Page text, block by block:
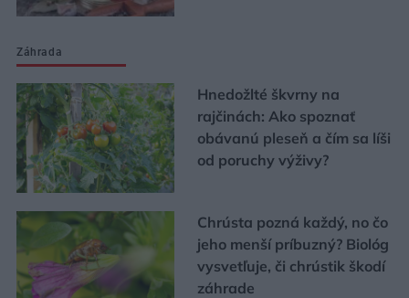
Záhrada
Hnedožlté škvrny na
rajčinách: Ako spoznať
obávanú pleseň a čím sa líši
od poruchy výživy?
Chrústa pozná každý, no čo
jeho menší príbuzný? Biológ
vysvetľuje, či chrústik škodí
záhrade